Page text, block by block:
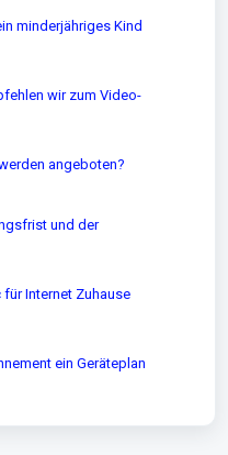
minderjähriges Kind
wir zum Video-
angeboten?
und der
Internet Zuhause
ein Geräteplan